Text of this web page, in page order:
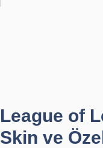
League of
Skin ve